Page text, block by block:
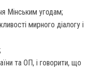
Мінським угодам;
мирного діалогу і
та ОП, і говорити, що